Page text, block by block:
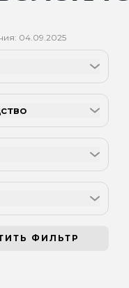
04.09.2025
ФИЛЬТР